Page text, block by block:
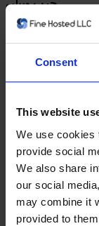
Consent
This website
We use cookies
provide social
We also share
our social
may combine it
provided to
جرب ويبلي
تحتاجه لإنشاء موقع ويب
Build a website
basic SEO, giving
ابدأ الآن
Starter
مثالي لـ Personal Use
$179.98/2
ميزات الموقع